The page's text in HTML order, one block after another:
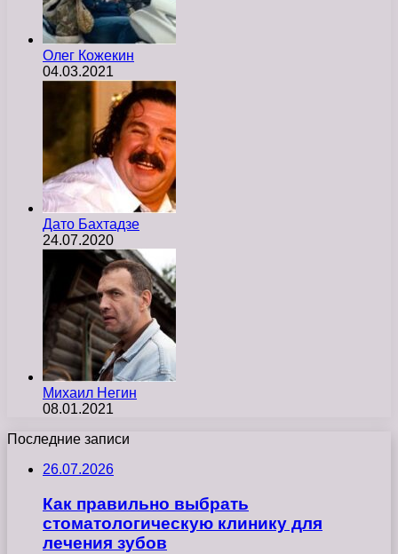
Олег Кожекин
04.03.2021
Дато Бахтадзе
24.07.2020
Михаил Негин
08.01.2021
Последние записи
26.07.2026
Как правильно выбрать
стоматологическую клинику для
лечения зубов